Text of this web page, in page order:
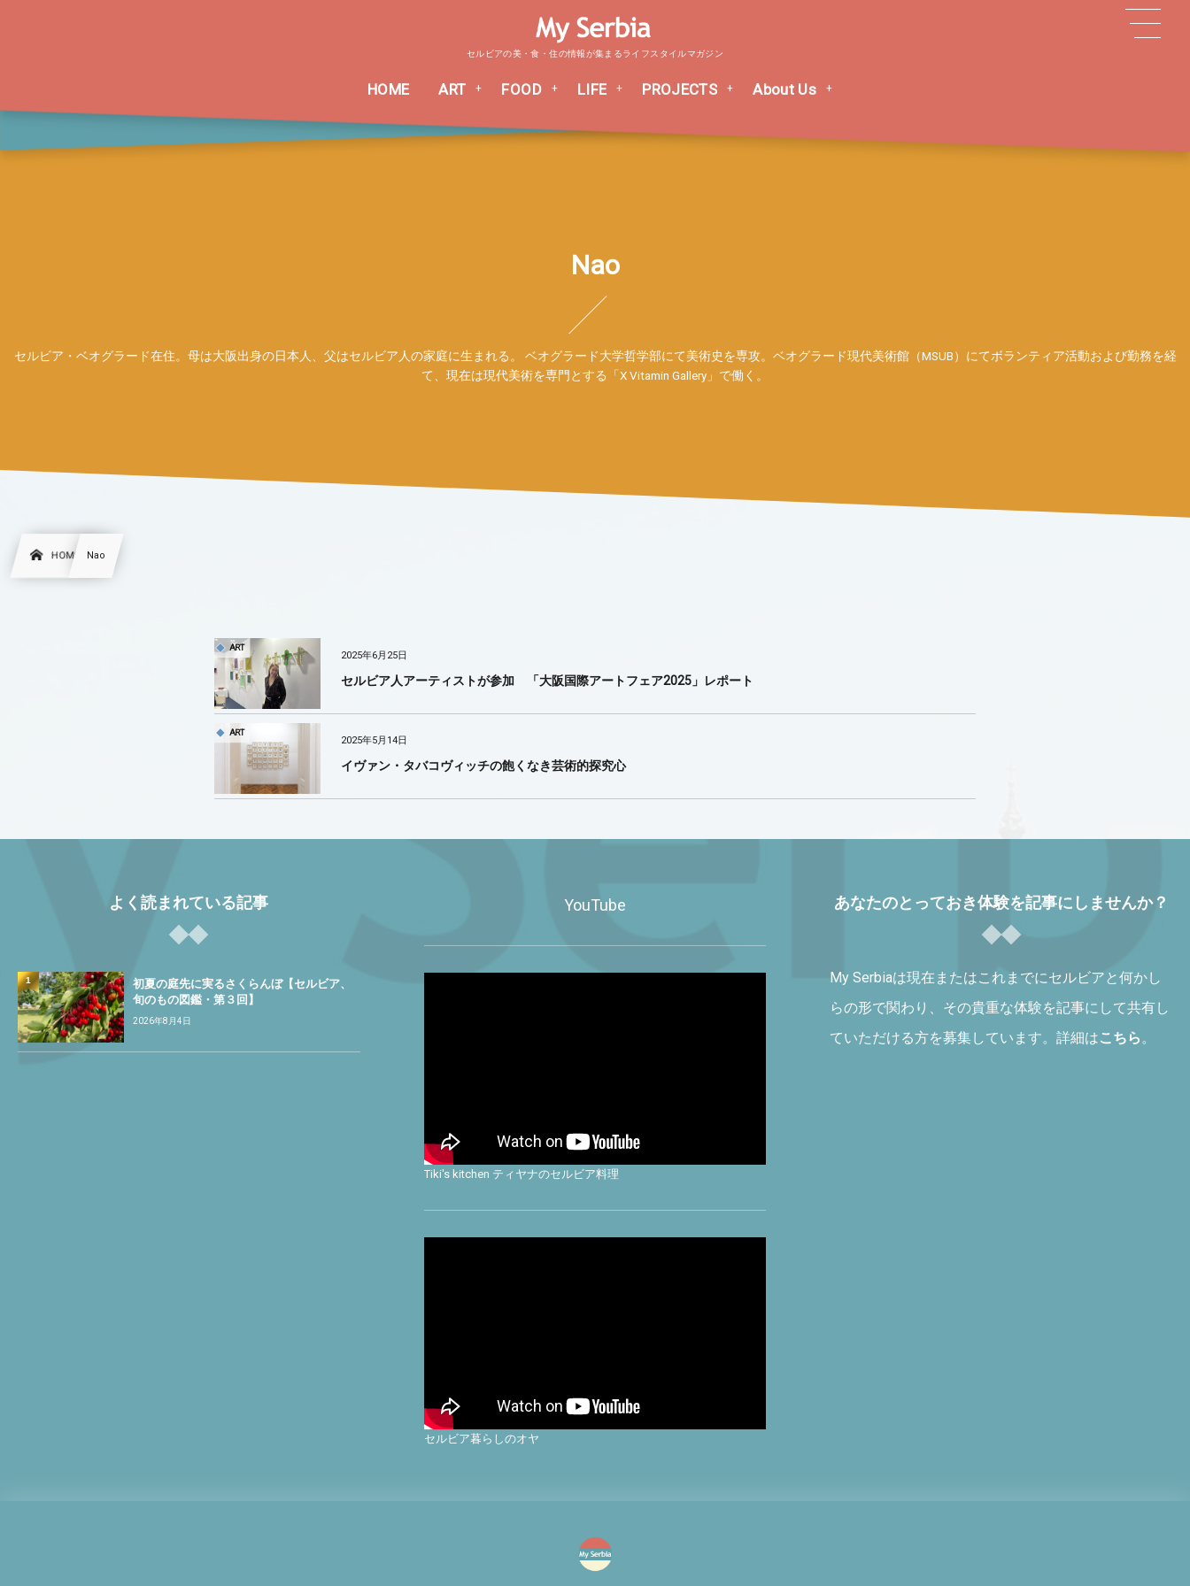
セルビアの美・食・住の情報が集まるライフスタイルマガジン
HOME ART FOOD LIFE PROJECTS About Us
Nao
セルビア・ベオグラード在住。母は大阪出身の日本人、父はセルビア人の家庭に生まれる。 ベオグラード大学哲学部にて美術史を専攻。ベオグラード現代美術館（MSUB）にてボランティア活動および勤務を経
て、現在は現代美術を専門とする「X Vitamin Gallery」で働く。
HOME Nao
ART
2025年6月25日
セルビア人アーティストが参加 「大阪国際アートフェア2025」レポート
ART
2025年5月14日
イヴァン・タバコヴィッチの飽くなき芸術的探究心
よく読まれている記事
初夏の庭先に実るさくらんぼ【セルビア、
旬のもの図鑑・第３回】
2026年8月4日
1
YouTube
Tiki's kitchen ティヤナのセルビア料理
セルビア暮らしのオヤ
あなたのとっておき体験を記事にしませんか？
My Serbiaは現在またはこれまでにセルビアと何かし
らの形で関わり、その貴重な体験を記事にして共有し
ていただける方を募集しています。詳細はこちら 。